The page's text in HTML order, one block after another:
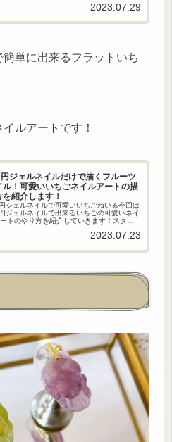
ネイルアートです！100円ネイル道具だけで
2023.07.29
単に出来るフラットいち
ルアートです！
ジェルネイルだけで描くフルーツ
ル！可愛いいちごネイルアートの描
を紹介します！
ジェルネイルで可愛いいちごねいる今回は
ジェルネイルで出来るいちごの可愛いネイ
トのやり方を紹介していきます！スタッ
参考になると嬉しいです！使用したネイル
2023.07.23